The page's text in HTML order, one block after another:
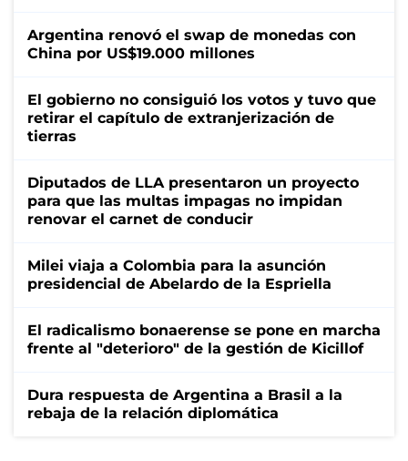
Argentina renovó el swap de monedas con
China por US$19.000 millones
El gobierno no consiguió los votos y tuvo que
retirar el capítulo de extranjerización de
tierras
Diputados de LLA presentaron un proyecto
para que las multas impagas no impidan
renovar el carnet de conducir
Milei viaja a Colombia para la asunción
presidencial de Abelardo de la Espriella
El radicalismo bonaerense se pone en marcha
frente al "deterioro" de la gestión de Kicillof
Dura respuesta de Argentina a Brasil a la
rebaja de la relación diplomática